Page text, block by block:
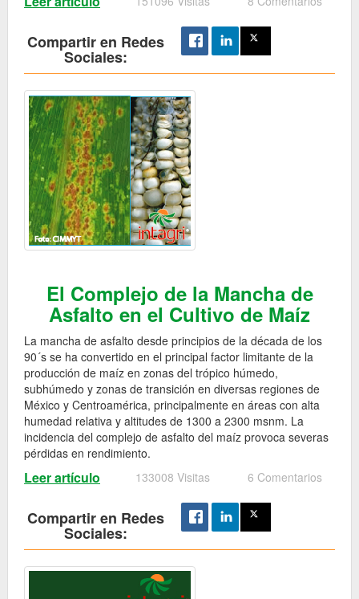
Compartir en Redes
Sociales:
El Complejo de la Mancha de
Asfalto en el Cultivo de Maíz
La mancha de asfalto desde principios de la década de los
90´s se ha convertido en el principal factor limitante de la
producción de maíz en zonas del trópico húmedo,
subhúmedo y zonas de transición en diversas regiones de
México y Centroamérica, principalmente en áreas con alta
humedad relativa y altitudes de 1300 a 2300 msnm. La
incidencia del complejo de asfalto del maíz provoca severas
pérdidas en rendimiento.
Leer artículo 133008 Visitas 6 Comentarios
Compartir en Redes
Sociales: